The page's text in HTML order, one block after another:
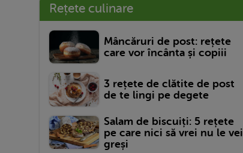
Rețete culinare
Mâncăruri de post: rețete
care vor încânta și copiii
3 rețete de clătite de post
de te lingi pe degete
Salam de biscuiți: 5 rețete
pe care nici să vrei nu le vei
greși